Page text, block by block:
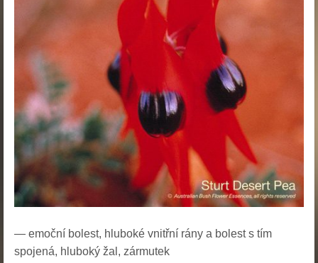
— emoční bolest, hluboké vnitřní rány a bolest s tím
spojená, hluboký žal, zármutek